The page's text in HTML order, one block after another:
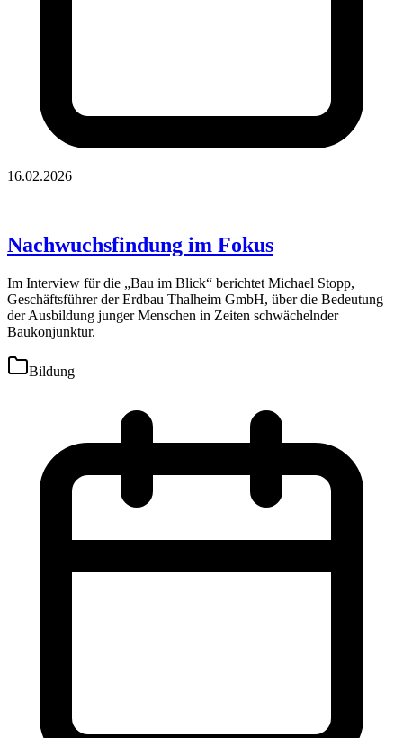
16.02.2026
Nachwuchsfindung im Fokus
Im Interview für die „Bau im Blick“ berichtet Michael Stopp,
Geschäftsführer der Erdbau Thalheim GmbH, über die Bedeutung
der Ausbildung junger Menschen in Zeiten schwächelnder
Baukonjunktur.
Bildung